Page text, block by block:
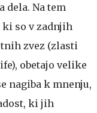
dela. Na tem
so v zadnjih
zvez (zlasti
obetajo velike
nagiba k mnenju,
ki jih